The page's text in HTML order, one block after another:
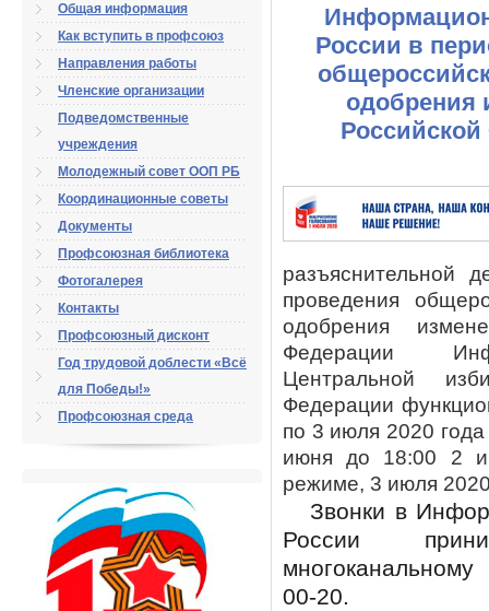
Общая информация
Как вступить в профсоюз
Направления работы
Членские организации
Подведомственные
учреждения
Молодежный совет ООП РБ
Координационные советы
Документы
Профсоюзная библиотека
Фотогалерея
Контакты
Профсоюзный дисконт
Год трудовой доблести «Всё
для Победы!»
Профсоюзная среда
России в
одобрения
Российской
разъяснительной
проведения
одобрения
Федерации
Центральной
Федерации
по 3 июля 2020
июня до 18:00 2
режиме, 3 июля
Звонки в
России
00-20.